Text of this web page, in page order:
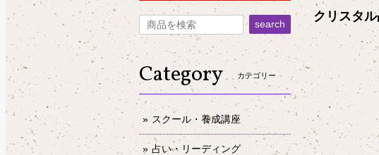
クリスタ
search
Category カテゴリー
スクール・養成講座
占い・リーディング